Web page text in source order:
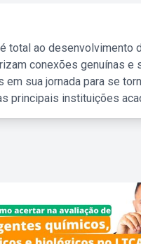
total ao desenvolvimento
conexões genuínas e
sua jornada para se
principais instituições